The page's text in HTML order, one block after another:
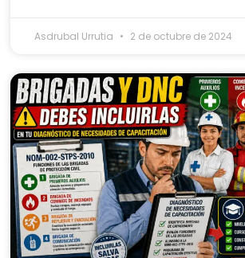
Asdrubal Urrutia 2 de octubre de 2024